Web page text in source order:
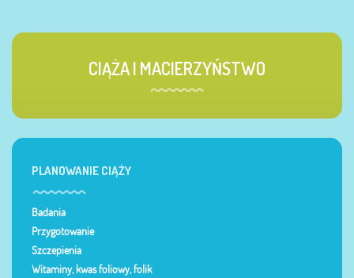
CIĄŻA I MACIERZYŃSTWO
PLANOWANIE CIĄŻY
Badania
Przygotowanie
Szczepienia
Witaminy, kwas foliowy, folik